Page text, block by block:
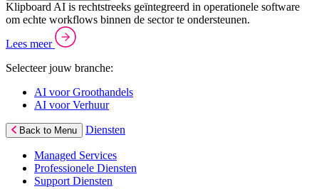
Klipboard AI is rechtstreeks geïntegreerd in operationele software
om echte workflows binnen de sector te ondersteunen.
Lees meer
Selecteer jouw branche:
AI voor Groothandels
AI voor Verhuur
Back to Menu Diensten
Managed Services
Professionele Diensten
Support Diensten